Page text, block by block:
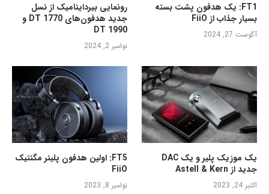
رونمایی بیرداینامیک از نسل
جدید هدفون‌های DT 1770 و
DT 1990
نوامبر 2, 2024
FT1: یک هدفون پشت بسته
بسیار جذاب از FiiO
آگوست 27, 2024
FT5: اولین هدفون پلینر مگنتیک
FiiO
نوامبر 8, 2023
یک موزیک پلیر و یک DAC
جدید از Astell & Kern
اکتبر 24, 2023